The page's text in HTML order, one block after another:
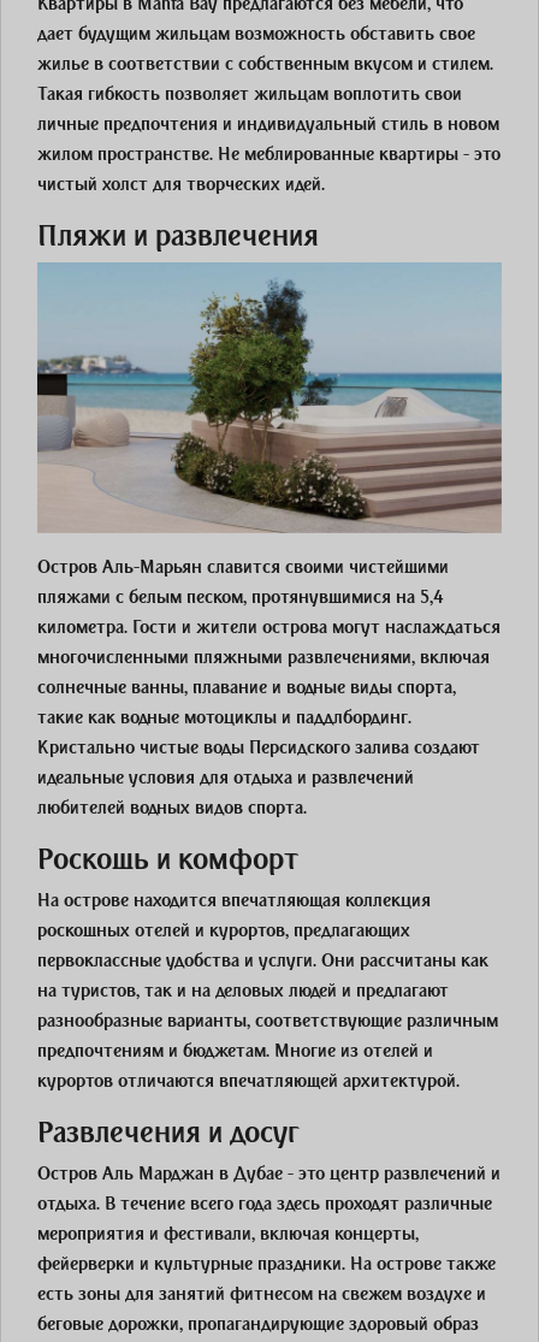
дает будущим жильцам возможность обставить свое
жилье в соответствии с собственным вкусом и стилем.
Такая гибкость позволяет жильцам воплотить свои
личные предпочтения и индивидуальный стиль в новом
жилом пространстве. Не меблированные квартиры - это
чистый холст для творческих идей.
Пляжи и развлечения
Остров Аль-Марьян славится своими чистейшими
пляжами с белым песком, протянувшимися на 5,4
километра. Гости и жители острова могут наслаждаться
многочисленными пляжными развлечениями, включая
солнечные ванны, плавание и водные виды спорта,
такие как водные мотоциклы и паддлбординг.
Кристально чистые воды Персидского залива создают
идеальные условия для отдыха и развлечений
любителей водных видов спорта.
Роскошь и комфорт
На острове находится впечатляющая коллекция
роскошных отелей и курортов, предлагающих
первоклассные удобства и услуги. Они рассчитаны как
на туристов, так и на деловых людей и предлагают
разнообразные варианты, соответствующие различным
предпочтениям и бюджетам. Многие из отелей и
курортов отличаются впечатляющей архитектурой.
Развлечения и досуг
Остров Аль Марджан в Дубае - это центр развлечений и
отдыха. В течение всего года здесь проходят различные
мероприятия и фестивали, включая концерты,
фейерверки и культурные праздники. На острове также
есть зоны для занятий фитнесом на свежем воздухе и
беговые дорожки, пропагандирующие здоровый образ